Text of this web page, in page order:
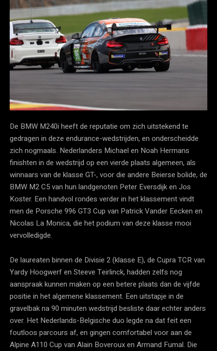
De BMW M240i heeft de reputatie om zich uitstekend te
gedragen in deze endurance-wedstrijden, en onderscheidde
zich nogmaals. Nederlanders Michael en Noah Hermans
finishten in de wedstrijd op een vierde plaats algemeen, als
winnaars van de klasse GT-, voor die andere Beierse bolide, de
BMW M2 C5 van hun landgenoten Peter Eversdijk en Jos
Koster. Een handvol rondes verder in het klassement vindt
men de Porsche 996 GT3 Cup van Patrick Vander Eecken en
Nicolas La Monica, die het podium van deze klasse mooi
vervolledigde.
De laureaten binnen de Divisie 2 (klasse E), de Cupra TCR van
Yardy Hoogwerf en Steeve Teirlinck, hadden zelfs nog
aanspraak kunnen maken op een betere plaats dan de vijfde
positie in het algemene klassement. Een uitstapje in de
gravelbak na 90 minuten wedstrijd besliste daar echter anders
over. Het Nederlands-Belgische duo legde na dat feit een
foutloos parcours af, en gingen comfortabel voor aan de
Alpine A110 Cup van Alain Boveroux en Armand Fumal. Die